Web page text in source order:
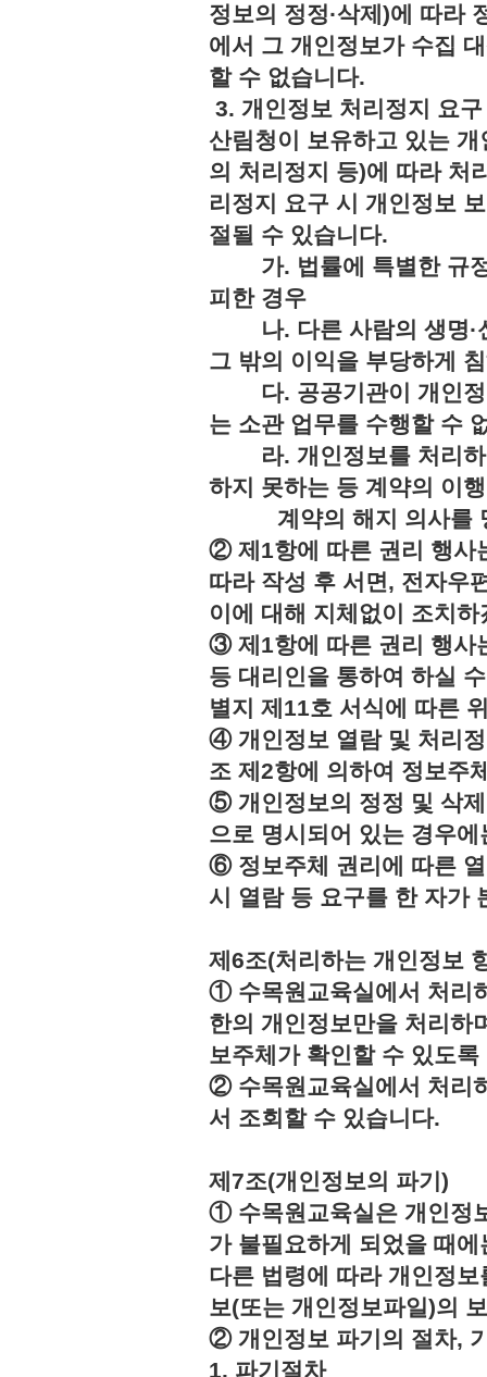
정보의 정정·삭제)에 따라
에서 그 개인정보가 수집
할 수 없습니다.
3. 개인정보 처리정지 요구
산림청이 보유하고 있는
의 처리정지 등)에 따라 처
리정지 요구 시 개인정보
절될 수 있습니다.
가. 법률에 특별한 규정
피한 경우
나. 다른 사람의 생명·
그 밖의 이익을 부당하게
다. 공공기관이 개인정
는 소관 업무를 수행할 수
라. 개인정보를 처리하
하지 못하는 등 계약의 이
계약의 해지 의사를 명
② 제1항에 따른 권리 행사
따라 작성 후 서면, 전자우
이에 대해 지체없이 조치하
③ 제1항에 따른 권리 행사
등 대리인을 통하여 하실
별지 제11호 서식에 따른
④ 개인정보 열람 및 처리
조 제2항에 의하여 정보주
⑤ 개인정보의 정정 및 삭
으로 명시되어 있는 경우
⑥ 정보주체 권리에 따른
시 열람 등 요구를 한 자가
제6조(처리하는 개인정보
① 수목원교육실에서 처리
한의 개인정보만을 처리하
보주체가 확인할 수 있도
② 수목원교육실에서 처리
서 조회할 수 있습니다.
제7조(개인정보의 파기)
① 수목원교육실은 개인정
가 불필요하게 되었을 때
다른 법령에 따라 개인정
보(또는 개인정보파일)의
② 개인정보 파기의 절차,
1. 파기절차